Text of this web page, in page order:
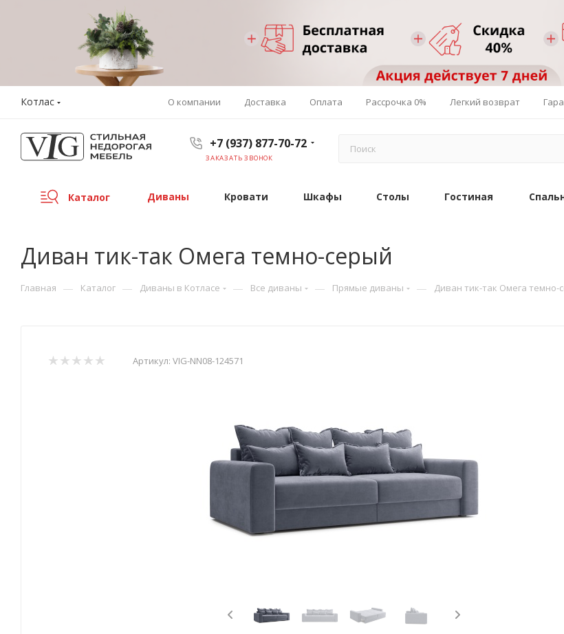
Котлас О компании Доставка Оплата Рассрочка 0% Легкий возврат
+7 (937) 877-70-72
ЗАКАЗАТЬ ЗВОНОК
Каталог Диваны Кровати Шкафы Столы Гостиная
Диван тик-так Омега темно-серый
Главная — Каталог — Диваны в Котласе — Все диваны — Прямые диваны — Диван тик-так Омега темно-
Артикул: VIG-NN08-124571